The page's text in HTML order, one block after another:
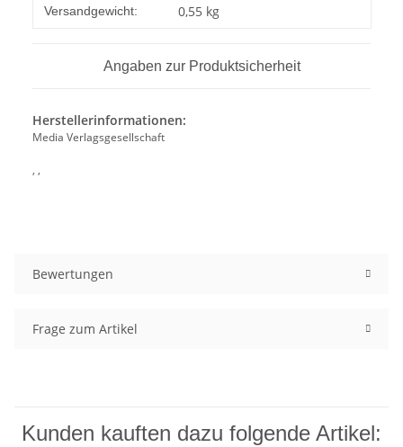
Produkteigenschaft
Wert
Versandgewicht: 0,55 kg
Angaben zur Produktsicherheit
Herstellerinformationen:
Media Verlagsgesellschaft
, ,
Bewertungen
Frage zum Artikel
Kunden kauften dazu folgende Artikel: